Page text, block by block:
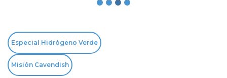
Especial Hidrógeno Verde
Misión Cavendish